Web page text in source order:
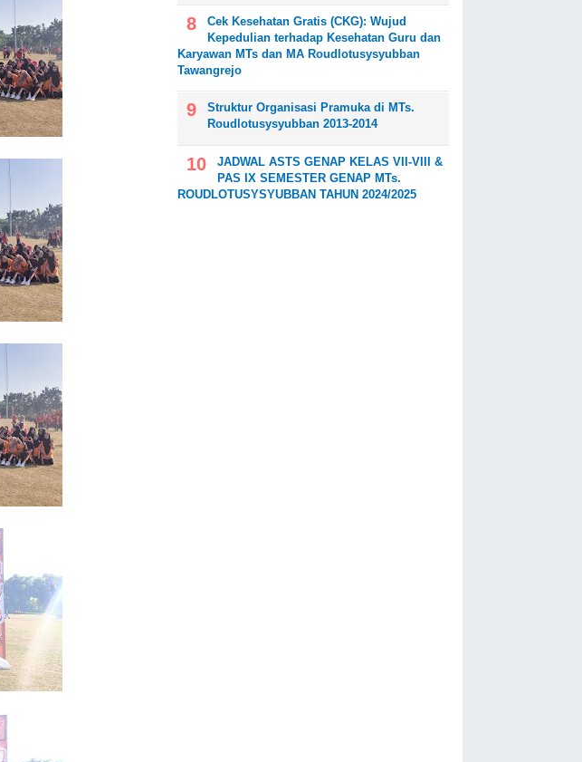
Cek Kesehatan Gratis (CKG): Wujud
Kepedulian terhadap Kesehatan Guru dan
Karyawan MTs dan MA Roudlotusysyubban
Tawangrejo
Struktur Organisasi Pramuka di MTs.
Roudlotusysyubban 2013-2014
JADWAL ASTS GENAP KELAS VII-VIII &
PAS IX SEMESTER GENAP MTs.
ROUDLOTUSYSYUBBAN TAHUN 2024/2025